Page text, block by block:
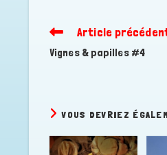
Read
articles
Article
Vignes & papilles #4
VOUS DEVRIEZ